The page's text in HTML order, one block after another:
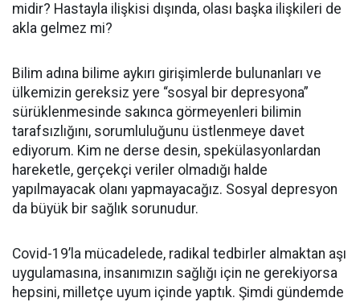
midir? Hastayla ilişkisi dışında, olası başka ilişkileri de
akla gelmez mi?
Bilim adına bilime aykırı girişimlerde bulunanları ve
ülkemizin gereksiz yere “sosyal bir depresyona”
sürüklenmesinde sakınca görmeyenleri bilimin
tarafsızlığını, sorumluluğunu üstlenmeye davet
ediyorum. Kim ne derse desin, spekülasyonlardan
hareketle, gerçekçi veriler olmadığı halde
yapılmayacak olanı yapmayacağız. Sosyal depresyon
da büyük bir sağlık sorunudur.
Covid-19’la mücadelede, radikal tedbirler almaktan aşı
uygulamasına, insanımızın sağlığı için ne gerekiyorsa
hepsini, milletçe uyum içinde yaptık. Şimdi gündemde